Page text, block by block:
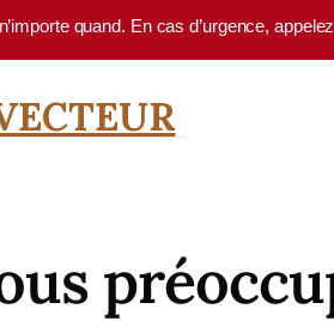
quand. En cas d’urgence,